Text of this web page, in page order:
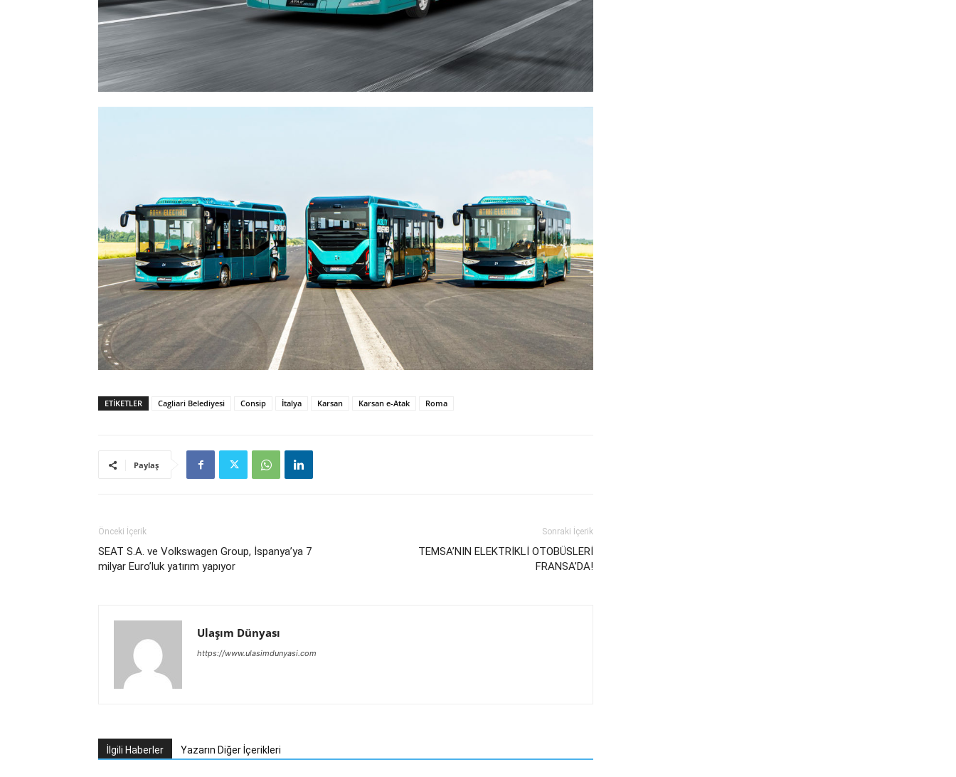
ETIKETLER Cagliari Belediyesi Consip İtalya Karsan Karsan e-Atak Roma
Paylaş
Önceki İçerik
SEAT S.A. ve Volkswagen Group, İspanya’ya 7
milyar Euro’luk yatırım yapıyor
Sonraki İçerik
TEMSA’NIN ELEKTRİKLİ OTOBÜSLERİ
FRANSA’DA!
Ulaşım Dünyası
https://www.ulasimdunyasi.com
İlgili Haberler Yazarın Diğer İçerikleri